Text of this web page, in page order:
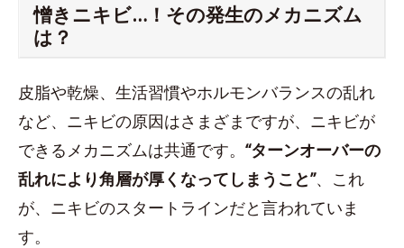
憎きニキビ…！その発生のメカニズム
は？
皮脂や乾燥、生活習慣やホルモンバランスの乱れ
など、ニキビの原因はさまざまですが、ニキビが
できるメカニズムは共通です。 “ターンオーバーの
乱れにより角層が厚くなってしまうこと”、これ
が、ニキビのスタートラインだと言われていま
す。